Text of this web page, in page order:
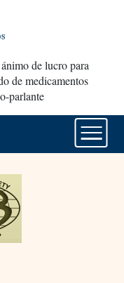
de lucro para
de medicamentos
parlante